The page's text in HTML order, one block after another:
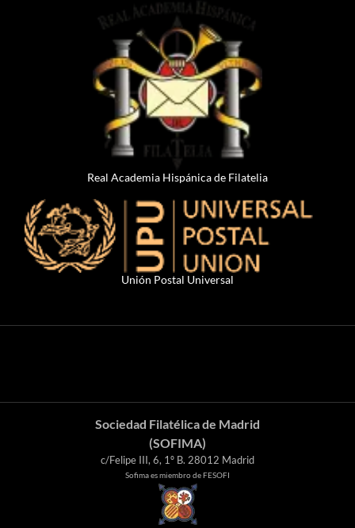
Real Academia Hispánica de Filatelia
Unión Postal Universal
Sociedad Filatélica de Madrid
(SOFIMA)
c/Felipe III, 6, 1º B. 28012 Madrid
Sofima es miembro de FESOFI